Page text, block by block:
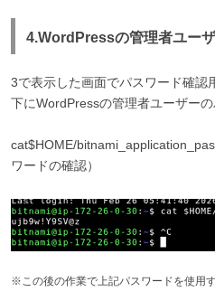
4.WordPressの管理者ユー
3で表示した画面でパスワード確認
下にWordPressの管理者ユーザーの
cat$HOME/
ワードの確認）
※この後の作業で上記パスワードを使用